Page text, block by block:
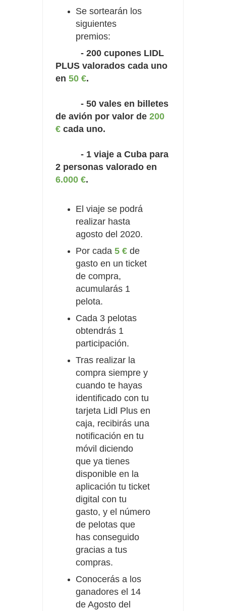
Se sortearán los
siguientes
premios:
- 200 cupones LIDL
PLUS valorados cada uno
en 50 €.
- 50 vales en billetes
de avión por valor de 200
€ cada uno.
- 1 viaje a Cuba para
2 personas valorado en
6.000 €.
El viaje se podrá
realizar hasta
agosto del 2020.
Por cada 5 € de
gasto en un ticket
de compra,
acumularás 1
pelota.
Cada 3 pelotas
obtendrás 1
participación.
Tras realizar la
compra siempre y
cuando te hayas
identificado con tu
tarjeta Lidl Plus en
caja, recibirás una
notificación en tu
móvil diciendo
que ya tienes
disponible en la
aplicación tu ticket
digital con tu
gasto, y el número
de pelotas que
has conseguido
gracias a tus
compras.
Conocerás a los
ganadores el 14
de Agosto del